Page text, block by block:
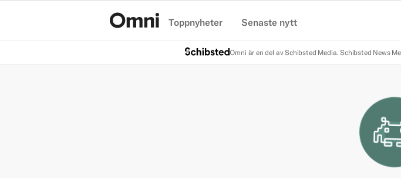
Toppnyheter Senaste nytt
Omni är en del av Schibsted Media. Schibsted News